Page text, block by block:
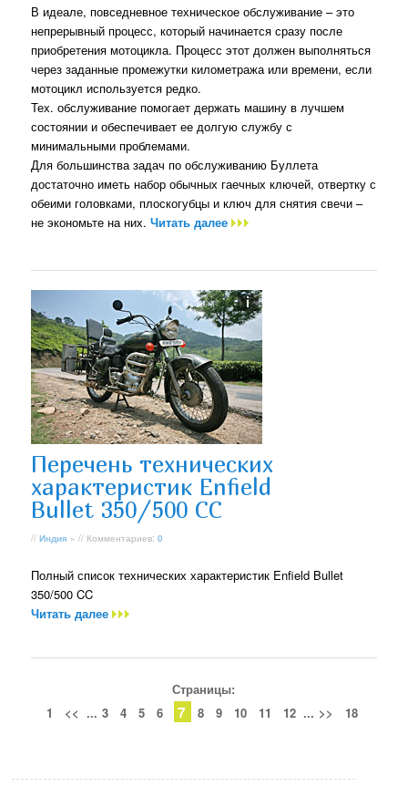
В идеале, повседневное техническое обслуживание – это
непрерывный процесс, который начинается сразу после
приобретения мотоцикла. Процесс этот должен выполняться
через заданные промежутки километража или времени, если
мотоцикл используется редко.
Тех. обслуживание помогает держать машину в лучшем
состоянии и обеспечивает ее долгую службу с
минимальными проблемами.
Для большинства задач по обслуживанию Буллета
достаточно иметь набор обычных гаечных ключей, отвертку с
обеими головками, плоскогубцы и ключ для снятия свечи –
не экономьте на них.Читать далее
Перечень технических
характеристик Enfield
Bullet 350/500 CC
//Индия » // Комментариев:0
Полный список технических характеристик Enfield Bullet
350/500 CC
Читать далее
Страницы:
1
<< ... 3 4 5 6 7 8 9 10 11 12 ... >> 18